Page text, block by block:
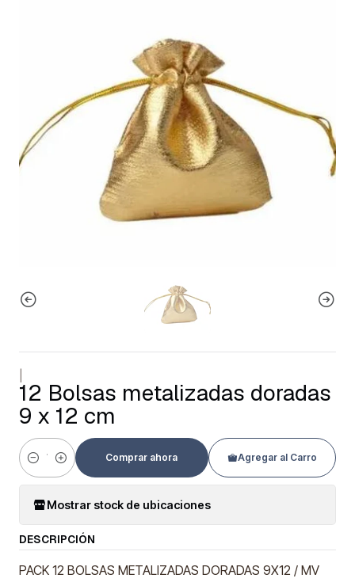
12 Bolsas metalizadas doradas
9 x 12 cm
Cantidad
Agregar al Carro
Comprar ahora
Mostrar stock de ubicaciones
DESCRIPCIÓN
PACK 12 BOLSAS METALIZADAS DORADAS 9X12 / MV